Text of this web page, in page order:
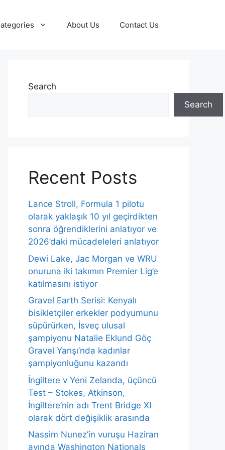
About Us Contact Us
Search
Search
Recent Posts
Lance Stroll, Formula 1 pilotu
olarak yaklaşık 10 yıl geçirdikten
sonra öğrendiklerini anlatıyor ve
2026’daki mücadeleleri anlatıyor
Dewi Lake, Jac Morgan ve WRU
onuruna iki takımın Premier Lig’e
katılmasını istiyor
Gravel Earth Serisi: Kenyalı
bisikletçiler erkekler podyumunu
süpürürken, İsveç ulusal
şampiyonu Natalie Eklund Göç
Gravel Yarışı’nda kadınlar
şampiyonluğunu kazandı
İngiltere v Yeni Zelanda, üçüncü
Test – Stokes, Atkinson,
İngiltere’nin adı Trent Bridge XI
olarak dört değişiklik arasında
Nassim Nunez’in vuruşu Haziran
ayında Washington Nationals